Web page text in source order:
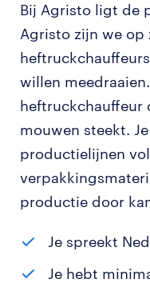
Bij Agristo ligt de
Agristo zijn we op
willen
heftruckchauffeur
mouwen steekt.
productielijnen
productie door
Je spreekt
Je hebt